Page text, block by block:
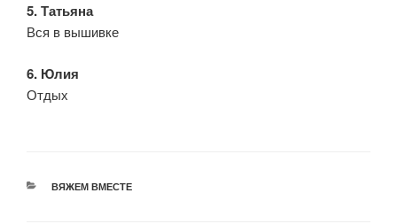
5. Татьяна
Вся в вышивке
6. Юлия
Отдых
РУБРИКИ
ВЯЖЕМ ВМЕСТЕ